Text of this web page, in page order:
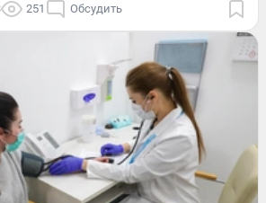
251 Обсудить